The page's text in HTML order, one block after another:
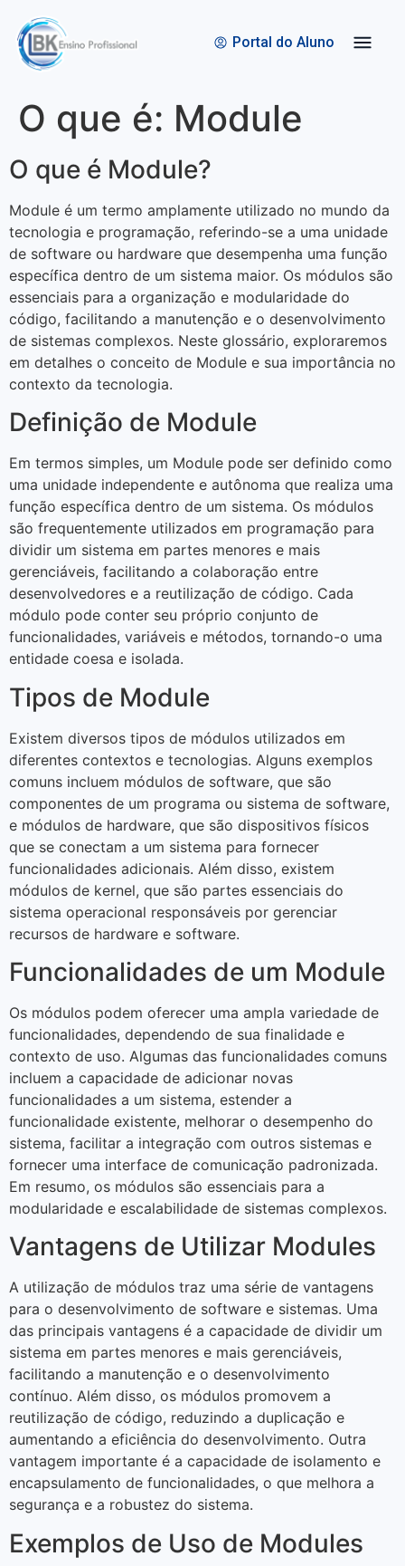
Portal do Aluno
O que é: Module
O que é Module?
Module é um termo amplamente utilizado no mundo da
tecnologia e programação, referindo-se a uma unidade
de software ou hardware que desempenha uma função
específica dentro de um sistema maior. Os módulos são
essenciais para a organização e modularidade do
código, facilitando a manutenção e o desenvolvimento
de sistemas complexos. Neste glossário, exploraremos
em detalhes o conceito de Module e sua importância no
contexto da tecnologia.
Definição de Module
Em termos simples, um Module pode ser definido como
uma unidade independente e autônoma que realiza uma
função específica dentro de um sistema. Os módulos
são frequentemente utilizados em programação para
dividir um sistema em partes menores e mais
gerenciáveis, facilitando a colaboração entre
desenvolvedores e a reutilização de código. Cada
módulo pode conter seu próprio conjunto de
funcionalidades, variáveis e métodos, tornando-o uma
entidade coesa e isolada.
Tipos de Module
Existem diversos tipos de módulos utilizados em
diferentes contextos e tecnologias. Alguns exemplos
comuns incluem módulos de software, que são
componentes de um programa ou sistema de software,
e módulos de hardware, que são dispositivos físicos
que se conectam a um sistema para fornecer
funcionalidades adicionais. Além disso, existem
módulos de kernel, que são partes essenciais do
sistema operacional responsáveis por gerenciar
recursos de hardware e software.
Funcionalidades de um Module
Os módulos podem oferecer uma ampla variedade de
funcionalidades, dependendo de sua finalidade e
contexto de uso. Algumas das funcionalidades comuns
incluem a capacidade de adicionar novas
funcionalidades a um sistema, estender a
funcionalidade existente, melhorar o desempenho do
sistema, facilitar a integração com outros sistemas e
fornecer uma interface de comunicação padronizada.
Em resumo, os módulos são essenciais para a
modularidade e escalabilidade de sistemas complexos.
Vantagens de Utilizar Modules
A utilização de módulos traz uma série de vantagens
para o desenvolvimento de software e sistemas. Uma
das principais vantagens é a capacidade de dividir um
sistema em partes menores e mais gerenciáveis,
facilitando a manutenção e o desenvolvimento
contínuo. Além disso, os módulos promovem a
reutilização de código, reduzindo a duplicação e
aumentando a eficiência do desenvolvimento. Outra
vantagem importante é a capacidade de isolamento e
encapsulamento de funcionalidades, o que melhora a
segurança e a robustez do sistema.
Exemplos de Uso de Modules